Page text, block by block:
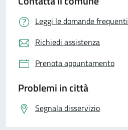
Leggi le domande frequenti
Richiedi assistenza
Prenota appuntamento
Problemi in città
Segnala disservizio